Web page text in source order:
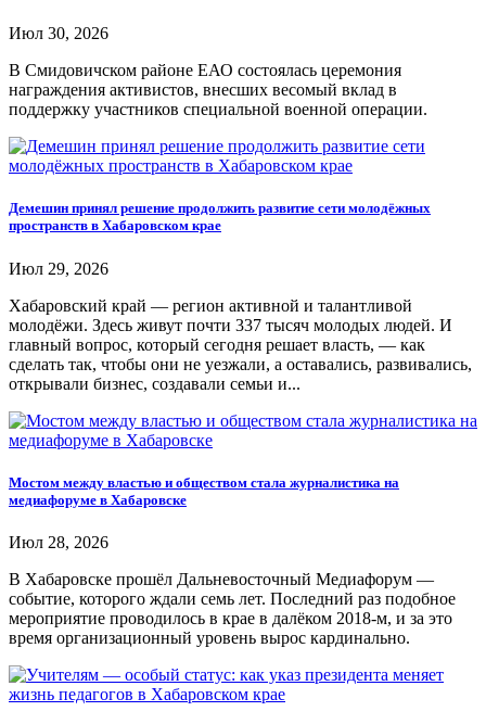
Июл 30, 2026
В Смидовичском районе ЕАО состоялась церемония
награждения активистов, внесших весомый вклад в
поддержку участников специальной военной операции.
Демешин принял решение продолжить развитие сети молодёжных
пространств в Хабаровском крае
Июл 29, 2026
Хабаровский край — регион активной и талантливой
молодёжи. Здесь живут почти 337 тысяч молодых людей. И
главный вопрос, который сегодня решает власть, — как
сделать так, чтобы они не уезжали, а оставались, развивались,
открывали бизнес, создавали семьи и...
Мостом между властью и обществом стала журналистика на
медиафоруме в Хабаровске
Июл 28, 2026
В Хабаровске прошёл Дальневосточный Медиафорум —
событие, которого ждали семь лет. Последний раз подобное
мероприятие проводилось в крае в далёком 2018-м, и за это
время организационный уровень вырос кардинально.